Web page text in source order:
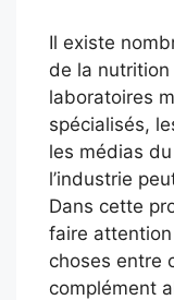
Il existe
de la nutrition
laboratoires
spécialisés,
les médias
l’industrie
Dans cette
faire
choses entre
complément